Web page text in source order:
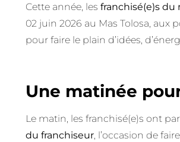
Cette année, les franchisé(e)s du
02 juin 2026 au Mas Tolosa, aux
pour faire le plain d’idées,
Une matinée
Le matin, les franchisé(e)s ont
du franchiseur, l’occasion de